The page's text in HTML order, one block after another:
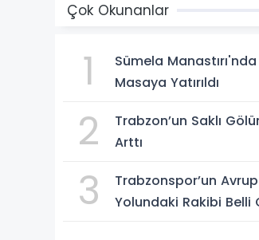
Çok Okunanlar
1
Sümela
Masaya Yatırıldı
2
Trabzon’un Saklı
Arttı
3
Trabzonspor’un
Yolundaki Rakibi Belli